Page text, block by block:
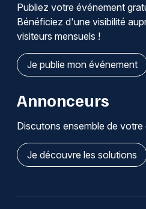
Publiez votre événement
Bénéficiez d'une visibilité
visiteurs mensuels !
Je publie mon événement
Annonceurs
Discutons ensemble de
Je découvre les solutions